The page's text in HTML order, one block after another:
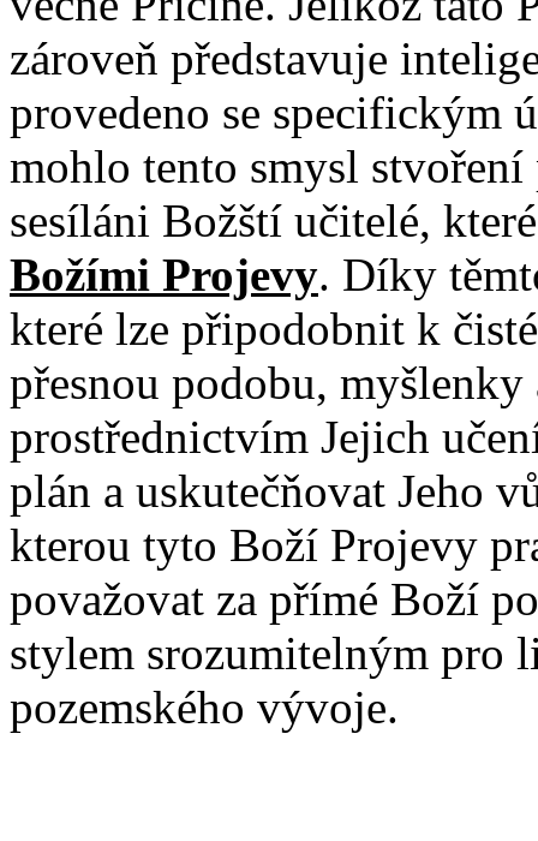
zároveň představuje
provedeno se specifickým
mohlo tento smysl
sesíláni Božští učitelé,
Božími Projevy. Díky
které lze připodobnit k
přesnou podobu,
prostřednictvím Jejich
plán a uskutečňovat Jeho
kterou tyto Boží Projevy
považovat za přímé Boží
stylem srozumitelným pro
pozemského vývoje.